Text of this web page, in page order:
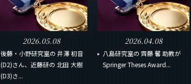
2026.05.08
後藤・小野研究室の 井澤 初音
(D2)さん、近藤研の 北田 大樹
(D3)さ...
2026.04.08
八島研究室の 齊藤 馨 助教が
Springer Theses Award...